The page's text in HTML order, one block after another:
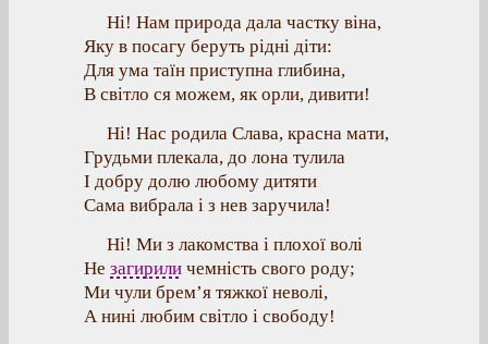
Ні! Нам природа дала частку віна,
Яку в посагу беруть рідні діти:
Для ума таїн приступна глибина,
В світло ся можем, як орли, дивити!
Ні! Нас родила Слава, красна мати,
Грудьми плекала, до лона тулила
І добру долю любому дитяти
Сама вибрала і з нев заручила!
Ні! Ми з лакомства і плохої волі
Не загирили чемність свого роду;
Ми чули брем’я тяжкої неволі,
А нині любим світло і свободу!